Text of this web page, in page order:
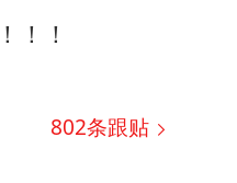
！！
802条跟贴